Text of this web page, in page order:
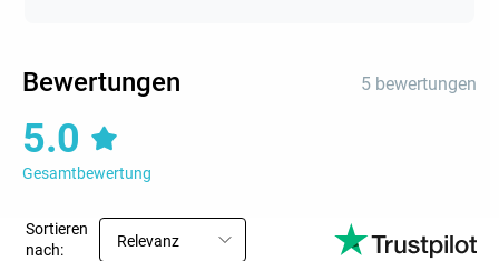
Bewertungen 5 bewertungen
5.0
Gesamtbewertung
Sortieren
nach:
Relevanz